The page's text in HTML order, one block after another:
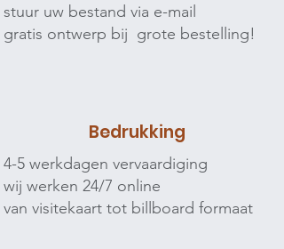
stuur uw bestand via e-mail
gratis ontwerp bij grote bestelling!
Bedrukking
4-5 werkdagen vervaardiging
wij werken 24/7 online
van visitekaart tot billboard formaat